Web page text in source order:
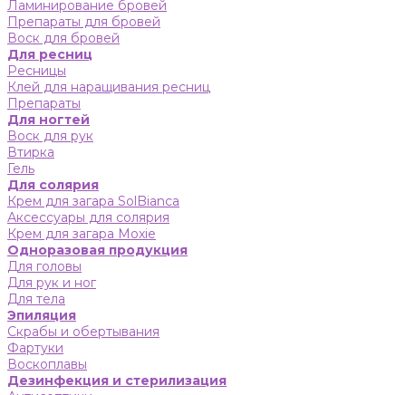
Ламинирование бровей
Препараты для бровей
Воск для бровей
Для ресниц
Ресницы
Клей для наращивания ресниц
Препараты
Для ногтей
Воск для рук
Втирка
Гель
Для солярия
Крем для загара SolBianca
Аксессуары для солярия
Крем для загара Moxie
Одноразовая продукция
Для головы
Для рук и ног
Для тела
Эпиляция
Скрабы и обертывания
Фартуки
Воскоплавы
Дезинфекция и стерилизация